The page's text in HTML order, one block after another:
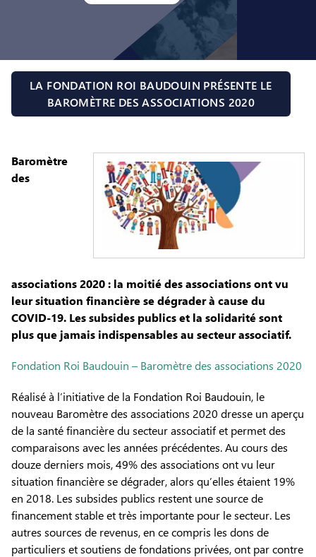
LA FONDATION ROI BAUDOUIN PRÉSENTE LE
BAROMÈTRE DES ASSOCIATIONS 2020
Baromètre
des
associations 2020 : la moitié des associations ont vu
leur situation financière se dégrader à cause du
COVID-19. Les subsides publics et la solidarité sont
plus que jamais indispensables au secteur associatif.
Fondation Roi Baudouin – Baromètre des associations 2020
Réalisé à l’initiative de la Fondation Roi Baudouin, le
nouveau Baromètre des associations 2020 dresse un aperçu
de la santé financière du secteur associatif et permet des
comparaisons avec les années précédentes. Au cours des
douze derniers mois, 49% des associations ont vu leur
situation financière se dégrader, alors qu’elles étaient 19%
en 2018. Les subsides publics restent une source de
financement stable et très importante pour le secteur. Les
autres sources de revenus, en ce compris les dons de
particuliers et soutiens de fondations privées, ont par contre